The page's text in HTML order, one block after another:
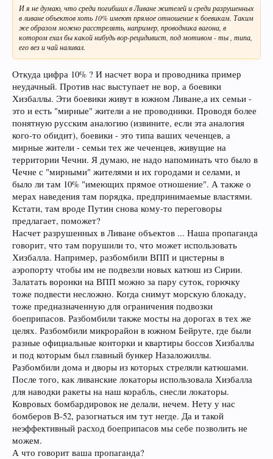
И я не думаю, что среди погибших в Ливане жителей и среди разрушенных
в ливане объектов хоть 10% имеют прямое отношение к боевикам. Таким
же образом можно расстрелять, например, проводника вагона, в
котором ехал бы какой нибудь вор-рецидивист, под мотивом - ты , типа,
его вез и чай наливал.
Откуда цифра 10% ? И насчет вора и проводника пример
неудачный. Против нас выступает не вор, а боевики
Хизбаллы. Эти боевики живут в южном Ливане,а их семьи -
это и есть "мирные" жители а не проводники. Проводя более
понятную русским аналогию (извините, если эта аналогия
кого-то обидит), боевики - это типа ваших чеченцев, а
мирные жители - семьи тех же чеченцев, живущие на
территории Чечни. Я думаю, не надо напоминать что было в
Чечне с "мирными" жителями и их городами и селами, и
было ли там 10% "имеющих прямое отношение". А также о
мерах наведения там порядка, предпринимаемые властями.
Кстати, там вроде Путин снова кому-то переговоры
предлагает, поможет?
Насчет разрушенных в Ливане объектов ... Наша пропаганда
говорит, что там порушили то, что может использовать
Хизбалла. Например, разбомбили ВПП и цистерны в
аэропорту чтобы им не подвезли новых катюш из Сирии.
Залатать воронки на ВПП можно за пару суток, горючку
тоже подвести несложно. Когда снимут морскую блокаду,
тоже предназначенную для ограничения подвозки
боеприпасов. Разбомбили также мосты на дорогах в тех же
целях. Разбомбили микрорайон в южном Бейруте, где были
разные официальные конторки и квартиры боссов Хизбаллы
и под которым был главный бункер Назаложиллы.
Разбомбили дома и дворы из которых стреляли катюшами.
После того, как ливанские локаторы использовала Хизбалла
для наводки ракеты на наш корабль, снесли локаторы.
Ковровых бомбардировок не делали, нечем. Нету у нас
бомберов В-52, разогнаться им тут негде. Да и такой
неэффективный расход боеприпасов мы себе позволить не
можем.
А что говорит ваша пропаганда?